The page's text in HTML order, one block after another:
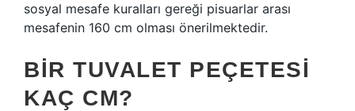
sosyal mesafe kuralları gereği pisuarlar arası
mesafenin 160 cm olması önerilmektedir.
BIR TUVALET PEÇETESI
KAÇ CM?